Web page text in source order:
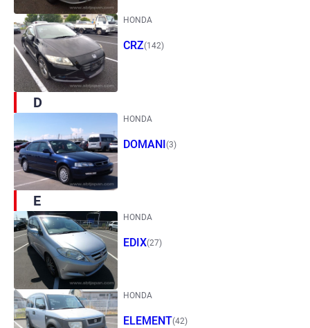
HONDA
CRZ(142)
D
HONDA
DOMANI(3)
E
HONDA
EDIX(27)
HONDA
ELEMENT(42)